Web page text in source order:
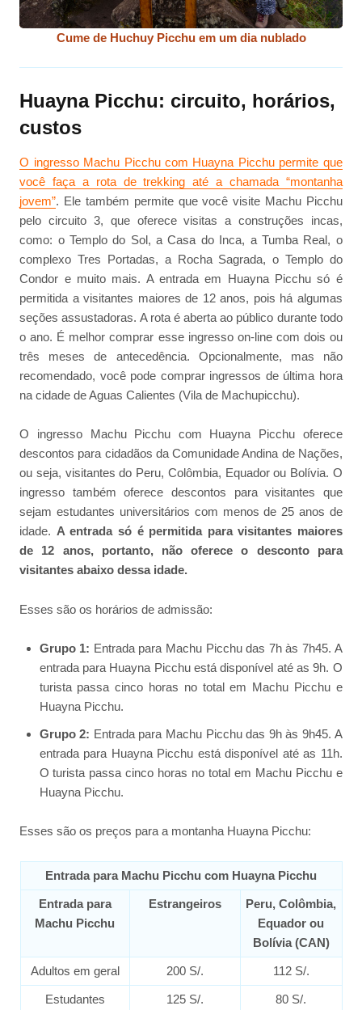
Cume de Huchuy Picchu em um dia nublado
Huayna Picchu: circuito, horários,
custos
O ingresso Machu Picchu com Huayna Picchu permite que
você faça a rota de trekking até a chamada “montanha
jovem”. Ele também permite que você visite Machu Picchu
pelo circuito 3, que oferece visitas a construções incas,
como: o Templo do Sol, a Casa do Inca, a Tumba Real, o
complexo Tres Portadas, a Rocha Sagrada, o Templo do
Condor e muito mais. A entrada em Huayna Picchu só é
permitida a visitantes maiores de 12 anos, pois há algumas
seções assustadoras. A rota é aberta ao público durante todo
o ano. É melhor comprar esse ingresso on-line com dois ou
três meses de antecedência. Opcionalmente, mas não
recomendado, você pode comprar ingressos de última hora
na cidade de Aguas Calientes (Vila de Machupicchu).
O ingresso Machu Picchu com Huayna Picchu oferece
descontos para cidadãos da Comunidade Andina de Nações,
ou seja, visitantes do Peru, Colômbia, Equador ou Bolívia. O
ingresso também oferece descontos para visitantes que
sejam estudantes universitários com menos de 25 anos de
idade. A entrada só é permitida para visitantes maiores
de 12 anos, portanto, não oferece o desconto para
visitantes abaixo dessa idade.
Esses são os horários de admissão:
Grupo 1: Entrada para Machu Picchu das 7h às 7h45. A
entrada para Huayna Picchu está disponível até as 9h. O
turista passa cinco horas no total em Machu Picchu e
Huayna Picchu.
Grupo 2: Entrada para Machu Picchu das 9h às 9h45. A
entrada para Huayna Picchu está disponível até as 11h.
O turista passa cinco horas no total em Machu Picchu e
Huayna Picchu.
Esses são os preços para a montanha Huayna Picchu:
Entrada para Machu Picchu com Huayna Picchu
Entrada para
Machu Picchu
Estrangeiros
Peru, Colômbia,
Equador ou
Bolívia (CAN)
Adultos em geral 200 S/. 112 S/.
Estudantes
125 S/. 80 S/.